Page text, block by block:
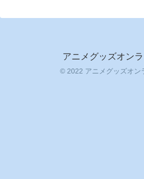
アニメグッズオン
© 2022 アニメグッズオン